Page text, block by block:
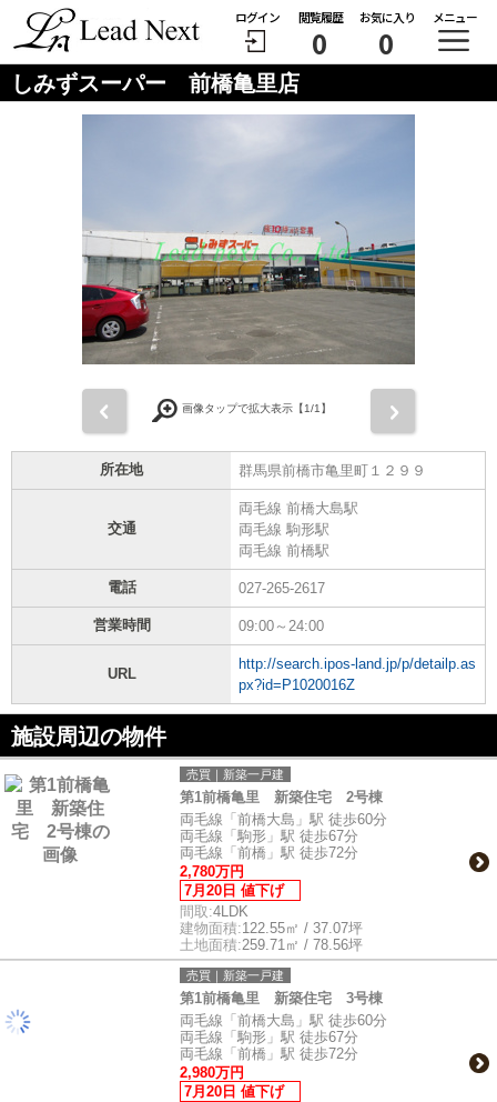
ログイン 閲覧履歴
0
お気に入り
0
メニュー
しみずスーパー 前橋亀里店
画像タップで拡大表示【1/1】
所在地 群馬県前橋市亀里町１２９９
交通
両毛線 前橋大島駅
両毛線 駒形駅
両毛線 前橋駅
電話 027-265-2617
営業時間 09:00～24:00
URL
http://search.ipos-land.jp/p/detailp.as
px?id=P1020016Z
施設周辺の物件
売買｜新築一戸建
第1前橋亀里 新築住宅 2号棟
両毛線「前橋大島」駅 徒歩60分
両毛線「駒形」駅 徒歩67分
両毛線「前橋」駅 徒歩72分
2,780万円
7月20日 値下げ
間取:4LDK
建物面積:122.55㎡ / 37.07坪
土地面積:259.71㎡ / 78.56坪
売買｜新築一戸建
第1前橋亀里 新築住宅 3号棟
両毛線「前橋大島」駅 徒歩60分
両毛線「駒形」駅 徒歩67分
両毛線「前橋」駅 徒歩72分
2,980万円
7月20日 値下げ